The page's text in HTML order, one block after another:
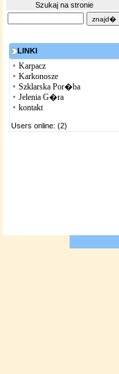
Szukaj na stronie
LINKI
Karpacz
Karkonosze
Szklarska Por�ba
Jelenia G�ra
kontakt
Users online: (2)